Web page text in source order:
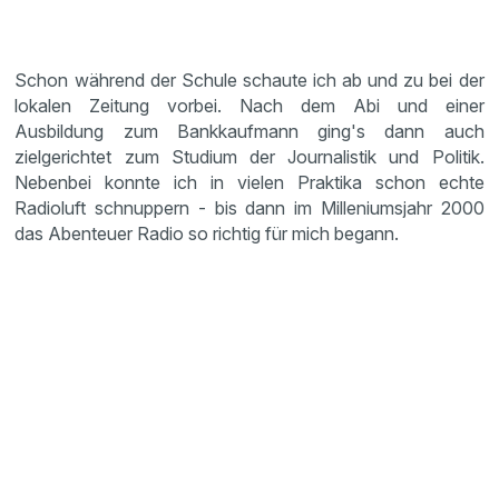
Schon während der Schule schaute ich ab und zu bei der
lokalen Zeitung vorbei. Nach dem Abi und einer
Ausbildung zum Bankkaufmann ging's dann auch
zielgerichtet zum Studium der Journalistik und Politik.
Nebenbei konnte ich in vielen Praktika schon echte
Radioluft schnuppern - bis dann im Milleniumsjahr 2000
das Abenteuer Radio so richtig für mich begann.